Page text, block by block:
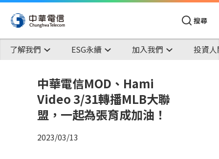
搜尋
了解我們 ESG永續 加入我們 投資
中華電信MOD、Hami
Video 3/31轉播MLB大聯
盟，一起為張育成加油！
2023/03/13